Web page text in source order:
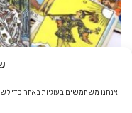
אנחנו משתמשים בעוגיות באתר כדי